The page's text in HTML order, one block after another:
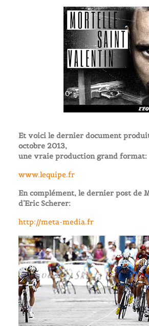
Et voici le dernier document
octobre 2013,
une vraie production grand format:
www.lequipe.fr
En complément, le dernier post de
d’Eric Scherer:
http://meta-media.fr